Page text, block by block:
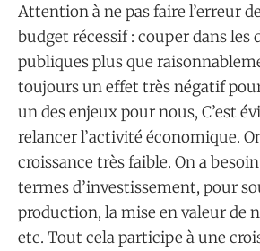
Attention à ne pas faire l’erreur
budget récessif : couper dans les
publiques plus que
toujours un effet très négatif pour
un des enjeux pour nous, C’est
relancer l’activité économique.
croissance très faible. On a
termes d’investissement, pour
production, la mise en valeur de
etc. Tout cela participe à une